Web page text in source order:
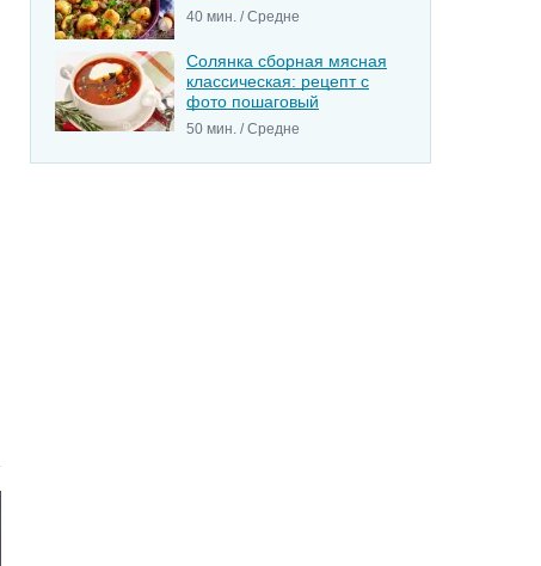
40 мин. / Средне
Солянка сборная мясная
классическая: рецепт с
фото пошаговый
50 мин. / Средне